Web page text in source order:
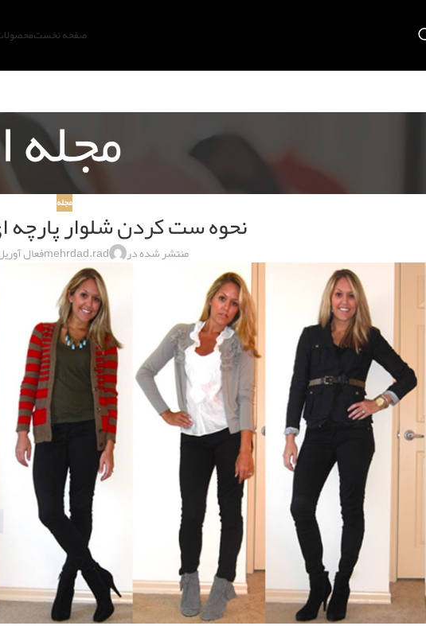
صفحه نخست
مجله
مجله
نحوه ست کردن شلوار پارچه
منتشر شده در mehrdad.radفعال آوریل 20,